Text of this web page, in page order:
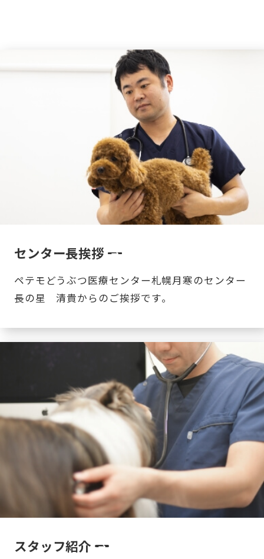
センター長挨拶
ペテモどうぶつ医療センター札幌月寒のセンター
長の星 清貴からのご挨拶です。
スタッフ紹介